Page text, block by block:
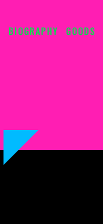
BIOGRAPHY GOODS